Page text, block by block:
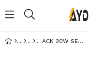
ACK 20W SENSÖRLÜ LED DUVAR APLİĞİ SİYAH 6500K IP44 AH07-05431